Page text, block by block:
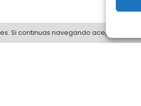
Si continuas navegando aceptas su uso.